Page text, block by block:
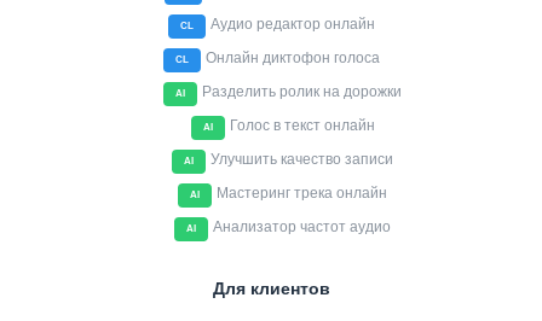
CL Аудио редактор онлайн
CL Онлайн диктофон голоса
AI Разделить ролик на дорожки
AI Голос в текст онлайн
AI Улучшить качество записи
AI Мастеринг трека онлайн
AI Анализатор частот аудио
Для клиентов